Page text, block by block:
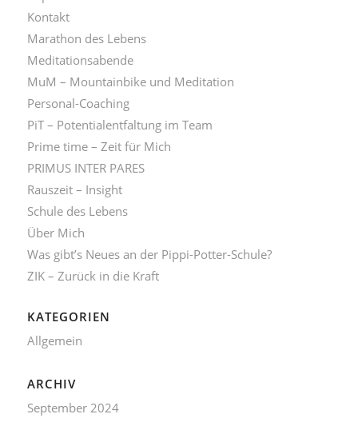
Kontakt
Marathon des Lebens
Meditationsabende
MuM – Mountainbike und Meditation
Personal-Coaching
PiT – Potentialentfaltung im Team
Prime time – Zeit für Mich
PRIMUS INTER PARES
Rauszeit – Insight
Schule des Lebens
Über Mich
Was gibt’s Neues an der Pippi-Potter-Schule?
ZIK – Zurück in die Kraft
KATEGORIEN
Allgemein
ARCHIV
September 2024